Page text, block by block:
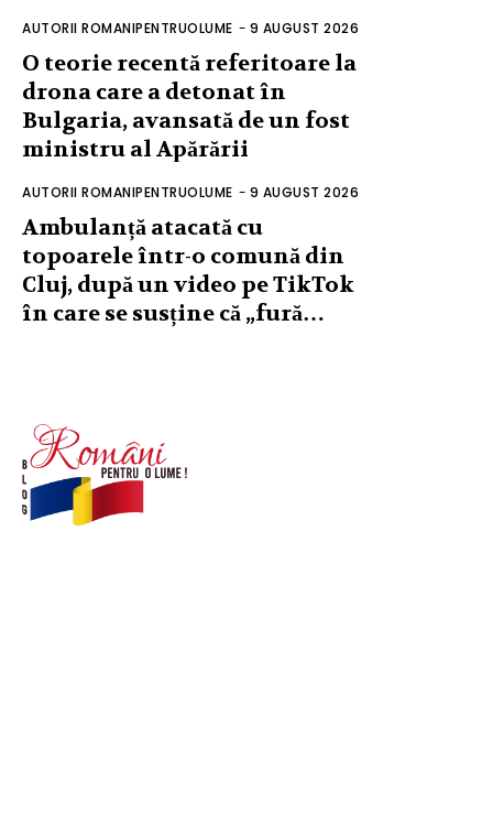
AUTORII ROMANIPENTRUOLUME - 9 AUGUST 2026
O teorie recentă referitoare la
drona care a detonat în
Bulgaria, avansată de un fost
ministru al Apărării
AUTORII ROMANIPENTRUOLUME - 9 AUGUST 2026
Ambulanță atacată cu
topoarele într-o comună din
Cluj, după un video pe TikTok
în care se susține că „fură…